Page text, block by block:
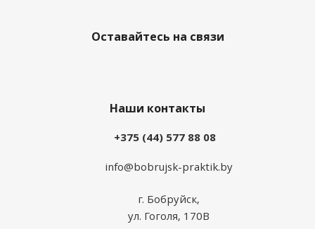
Оставайтесь на связи
Наши контакты
+375 (44) 577 88 08
info@bobrujsk-praktik.by
г. Бобруйск,
ул. Гоголя, 170В